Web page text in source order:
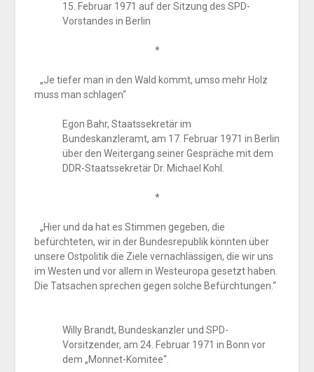
15. Februar 1971 auf der Sitzung des SPD-
Vorstandes in Berlin
*
„Je tiefer man in den Wald kommt, umso mehr Holz
muss man schlagen“
Egon Bahr, Staatssekretär im
Bundeskanzleramt, am 17. Februar 1971 in Berlin
über den Weitergang seiner Gespräche mit dem
DDR-Staatssekretär Dr. Michael Kohl.
*
„Hier und da hat es Stimmen gegeben, die
befürchteten, wir in der Bundesrepublik könnten über
unsere Ostpolitik die Ziele vernachlässigen, die wir uns
im Westen und vor allem in Westeuropa gesetzt haben.
Die Tatsachen sprechen gegen solche Befürchtungen.“
Willy Brandt, Bundeskanzler und SPD-
Vorsitzender, am 24. Februar 1971 in Bonn vor
dem „Monnet-Komitee“.